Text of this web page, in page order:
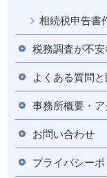
相続税申告
税務調査が不
よくある質問
事務所概要・ア
お問い合わせ
プライバシー